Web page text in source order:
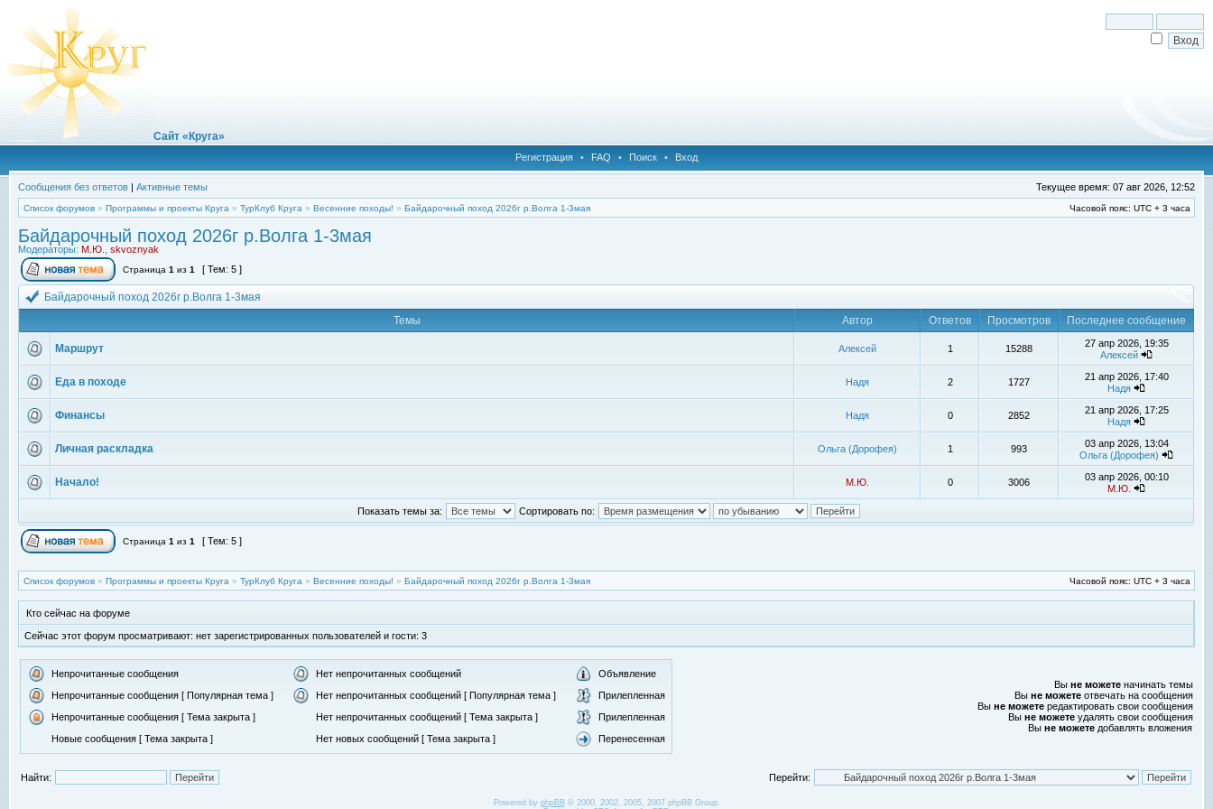
Сайт «Круга»
Регистрация • FAQ • Поиск • Вход
Сообщения без ответов | Активные темы Текущее время: 07 авг 2026, 12:52
Список форумов » Программы и проекты Круга » ТурКлуб Круга » Весенние походы! » Байдарочный поход 2026г р.Волга 1-3мая Часовой пояс: UTC + 3 часа
Байдарочный поход 2026г р.Волга 1-3мая
Модераторы: М.Ю. skvoznyak
Страница 1 из 1 [ Тем: 5 ]
Байдарочный поход 2026г р.Волга 1-3мая
Темы
Автор Ответов Просмотров Последнее сообщение
Маршрут Алексей 1 15288
27 апр 2026, 19:35
Алексей
Еда в походе Надя 2 1727
21 апр 2026, 17:40
Надя
Финансы Надя 0 2852
21 апр 2026, 17:25
Надя
Личная раскладка Ольга (Дорофея) 1 993
03 апр 2026, 13:04
Ольга (Дорофея)
Начало! М.Ю. 0 3006
03 апр 2026, 00:10
М.Ю.
Показать темы за: Сортировать по:
Страница 1 из 1 [ Тем: 5 ]
Список форумов » Программы и проекты Круга » ТурКлуб Круга » Весенние походы! » Байдарочный поход 2026г р.Волга 1-3мая Часовой пояс: UTC + 3 часа
Кто сейчас на форуме
Сейчас этот форум просматривают: нет зарегистрированных пользователей и гости: 3
Непрочитанные сообщения Нет непрочитанных сообщений
Объявление
Непрочитанные сообщения [ Популярная тема ]
Нет непрочитанных сообщений [ Популярная тема ]
Прилепленная
Непрочитанные сообщения [ Тема закрыта ]
Нет непрочитанных сообщений [ Тема закрыта ]
Прилепленная
Новые сообщения [ Тема закрыта ]
Нет новых сообщений [ Тема закрыта ] Перенесенная
Вы не можете начинать темы
Вы не можете отвечать на сообщения
Вы не можете редактировать свои сообщения
Вы не можете удалять свои сообщения
Вы не можете добавлять вложения
Найти: Перейти:
Powered by phpBB© 2000, 2002, 2005, 2007 phpBB Group.